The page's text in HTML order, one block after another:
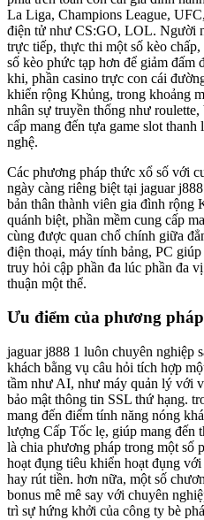
La Liga, Champions League,
điện tử như CS:GO, LOL. Người
trực tiếp, thực thi một số kèo
số kèo phức tạp hơn để giảm đấm
khi, phần casino trực con cái
khiển rộng Khủng, trong khoảng
nhân sự truyền thống như
cấp mang đến tựa game slot
nghệ.
Các phương pháp thức xổ số với
ngày càng riêng biệt tại jaguar
bản thân thành viên gia đình rộng
quánh biệt, phần mềm cung cấp
cùng được quan chổ chính giữa
điện thoại, máy tính bảng, PC
truy hỏi cập phần đa lúc phần đa
thuận một thể.
Ưu điểm của phương
jaguar j888 1 luôn chuyên nghiệp
khách bằng vụ câu hỏi tích hợp
tầm như AI, như máy quản lý với
bảo mật thông tin SSL thứ hạng.
mang đến điểm tính năng nóng
lượng Cấp Tốc lẹ, giúp mang đến
là chia phương pháp trong một số
hoạt đụng tiêu khiển hoạt đụng
hay rút tiền. hơn nữa, một số
bonus mê mê say với chuyên
trì sự hứng khởi của công ty bè